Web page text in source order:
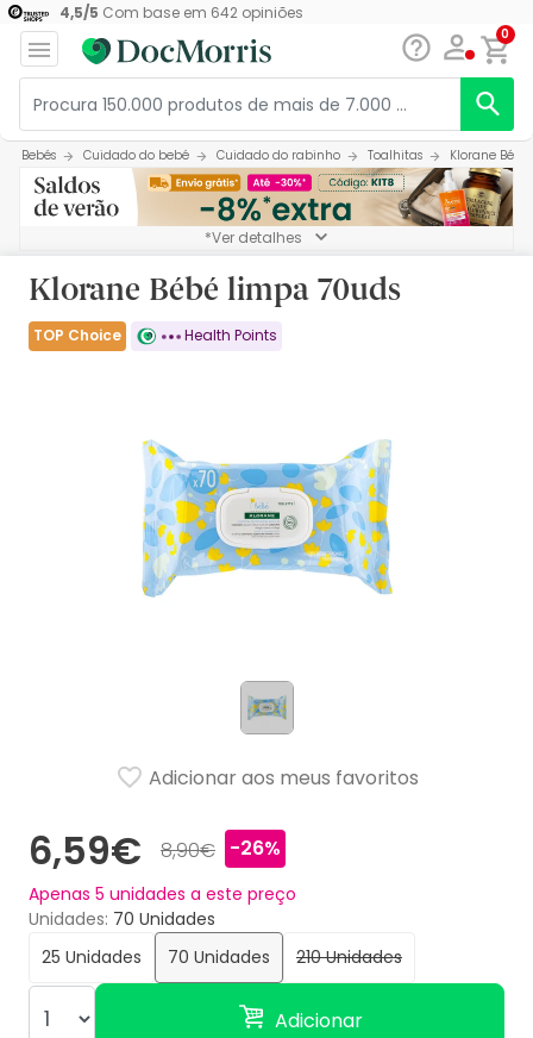
4,5/5 Com base em 642opiniões
0
Bebés Cuidado do bebé Cuidado do rabinho Toalhitas Klorane
*Ver detalhes
Klorane Bébé limpa 70uds
TOP Choice Health Points
6,59€ 8,90€ -26%
Apenas 5 unidades a este preço
Unidades
70 Unidades
25 Unidades
70 Unidades 210 Unidades
Adicionar
Adicionar aos meus favoritos